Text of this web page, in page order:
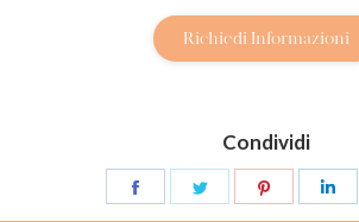
Richiedi Informazioni
Condividi